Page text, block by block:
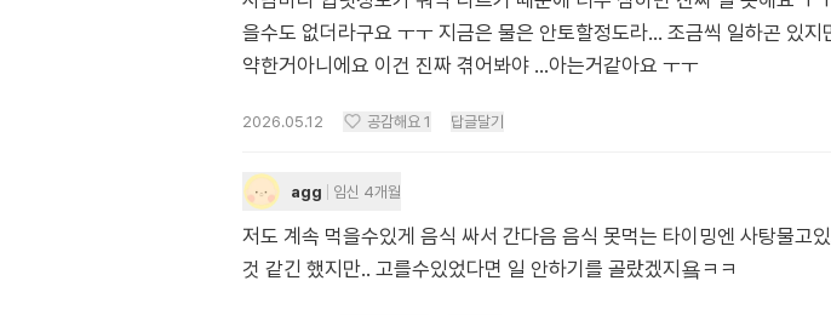
을수도 없더라구요 ㅜㅜ 지금은 물은 안토할정도라... 조금씩 일하곤 있
약한거아니에요 이건 진짜 겪어봐야 ...아는거같아요 ㅜㅜ
2026.05.12 공감해요 1 답글달기
agg 임신 4개월
저도 계속 먹을수있게 음식 싸서 간다음 음식 못먹는 타이밍엔 사탕물고
것 같긴 했지만.. 고를수있었다면 일 안하기를 골랐겠지욬ㅋㅋ